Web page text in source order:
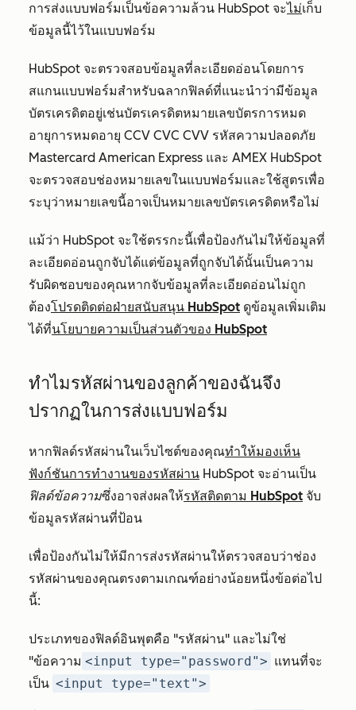
การส่งแบบฟอร์มเป็นข้อความล้วน HubSpot จะไม่เก็บ
ข้อมูลนี้ไว้ในแบบฟอร์ม
HubSpot จะตรวจสอบข้อมูลที่ละเอียดอ่อนโดยการ
สแกนแบบฟอร์มสำหรับฉลากฟิลด์ที่แนะนำว่ามีข้อมูล
บัตรเครดิตอยู่เช่นบัตรเครดิตหมายเลขบัตรการหมด
อายุการหมดอายุ CCV CVC CVV รหัสความปลอดภัย
Mastercard American Express และ AMEX HubSpot
จะตรวจสอบช่องหมายเลขในแบบฟอร์มและใช้สูตรเพื่อ
ระบุว่าหมายเลขนี้อาจเป็นหมายเลขบัตรเครดิตหรือไม่
แม้ว่า HubSpot จะใช้ตรรกะนี้เพื่อป้องกันไม่ให้ข้อมูลที่
ละเอียดอ่อนถูกจับได้แต่ข้อมูลที่ถูกจับได้นั้นเป็นความ
รับผิดชอบของคุณหากจับข้อมูลที่ละเอียดอ่อนไม่ถูก
ต้องโปรดติดต่อฝ่ายสนับสนุน HubSpot ดูข้อมูลเพิ่มเติม
ได้ที่นโยบายความเป็นส่วนตัวของ HubSpot
ทำไมรหัสผ่านของลูกค้าของฉันจึง
ปรากฏในการส่งแบบฟอร์ม
หากฟิลด์รหัสผ่านในเว็บไซต์ของคุณทำให้มองเห็น
ฟังก์ชันการทำงานของรหัสผ่าน HubSpot จะอ่านเป็น
ฟิลด์ข้อความซึ่งอาจส่งผลให้รหัสติดตาม HubSpot จับ
ข้อมูลรหัสผ่านที่ป้อน
เพื่อป้องกันไม่ให้มีการส่งรหัสผ่านให้ตรวจสอบว่าช่อง
รหัสผ่านของคุณตรงตามเกณฑ์อย่างน้อยหนึ่งข้อต่อไป
นี้:
ประเภทของฟิลด์อินพุตคือ "รหัสผ่าน" และไม่ใช่
"ข้อความ <input type="password"> แทนที่จะ
เป็น <input type="text">